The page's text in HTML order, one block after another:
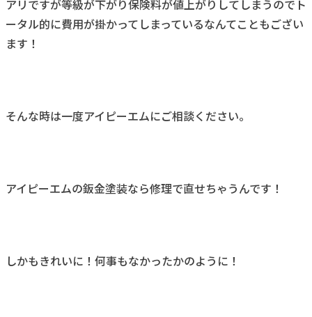
アリですが等級が下がり保険料が値上がりしてしまうのでト
ータル的に費用が掛かってしまっているなんてこともござい
ます！
そんな時は一度アイピーエムにご相談ください。
アイピーエムの鈑金塗装なら修理で直せちゃうんです！
しかもきれいに！何事もなかったかのように！